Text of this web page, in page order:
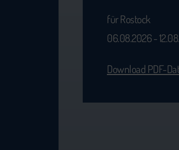
für Rostock
06.08.2026 -
Download PDF-